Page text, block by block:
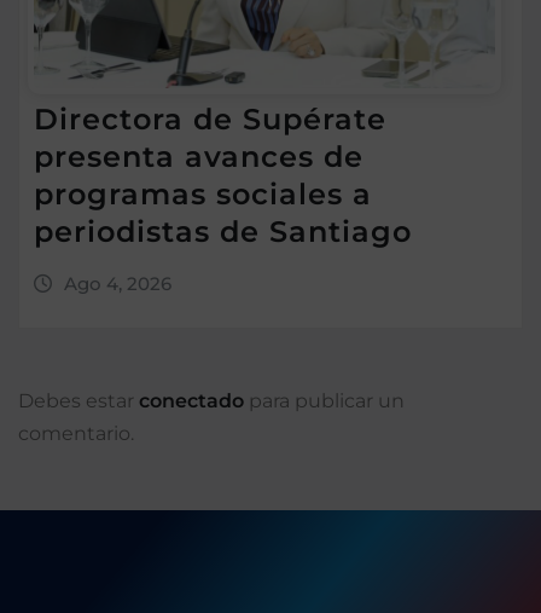
Directora de Supérate
presenta avances de
programas sociales a
periodistas de Santiago
Ago 4, 2026
Debes estar conectado para publicar un
comentario.